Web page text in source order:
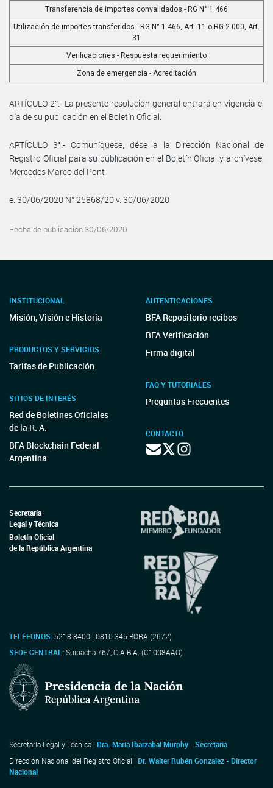
Transferencia de importes convalidados - RG N° 1.466
Utilización de importes transferidos - RG N° 1.466, Art. 11 o RG 2.000, Art.
31
Verificaciones - Respuesta requerimiento
Zona de emergencia - Acreditación
ARTÍCULO 2°.- La presente resolución general entrará en vigencia el
día de su publicación en el Boletín Oficial.
ARTÍCULO 3°.- Comuníquese, dése a la Dirección Nacional de
Registro Oficial para su publicación en el Boletín Oficial y archívese.
Mercedes Marco del Pont
e. 30/06/2020 N° 25868/20 v. 30/06/2020
Fecha de publicación 30/06/2020
INSTITUCIONAL
Misión, Visión e Historia
PRODUCTOS Y SERVICIOS
Tarifas de Publicación
SITIOS DE INTERÉS
Red de Boletines Oficiales
de la R. A.
BFA Blockchain Federal
Argentina
AUTENTICACIONES
BFA Repositorio recibos
BFA Verificación
Firma digital
FAQ Y TUTORIALES
Preguntas Frecuentes
CONTACTO
Secretaría
Legal y Técnica
Boletín Oficial
de la República Argentina
TELÉFONOS: 5218-8400 - 0810-345-BORA (2672)
SEDE CENTRAL:Suipacha 767, C.A.B.A. (C1008AAO)
Secretaría Legal y Técnica | Dra. María Ibarzabal Murphy - Secretaria
Dirección Nacional del Registro Oficial | Dr. Walter Rubén Gonzalez - Director
Nacional